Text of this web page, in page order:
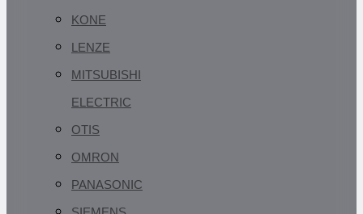
KONE
LENZE
MITSUBISHI
ELECTRIC
OTIS
OMRON
PANASONIC